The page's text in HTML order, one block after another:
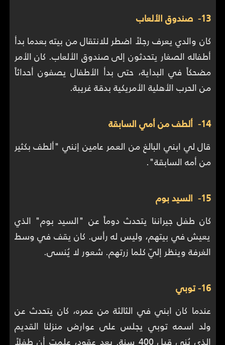
13- صندوق الألعاب
كان والدي يعرف رجلاً اضطر للانتقال من بيته بعدما بدأ
أطفاله الصغار يتحدثون إلى صندوق الألعاب. كان الأمر
مضحكاً في البداية، حتى بدأ الأطفال يصفون أحداثاً
من الحرب الأهلية الأمريكية بدقة غريبة.
14- ألطف من أمي السابقة
قال لي ابني البالغ من العمر عامين إنني "ألطف بكثير
من أمه السابقة".
15- السيد بوم
كان طفل جيراننا يتحدث دوماً عن "السيد بوم" الذي
يعيش في بيتهم، وليس له رأس. كان يقف في وسط
الغرفة وينظر إليّ كلما زرتهم. شعور لا يُنسى.
16- توبي
عندما كان ابني في الثالثة من عمره، كان يتحدث عن
ولد اسمه توبي يجلس على عوارض منزلنا القديم
الذي بُني قبل 400 سنة. بعد عقود، علمت أن طفلاً